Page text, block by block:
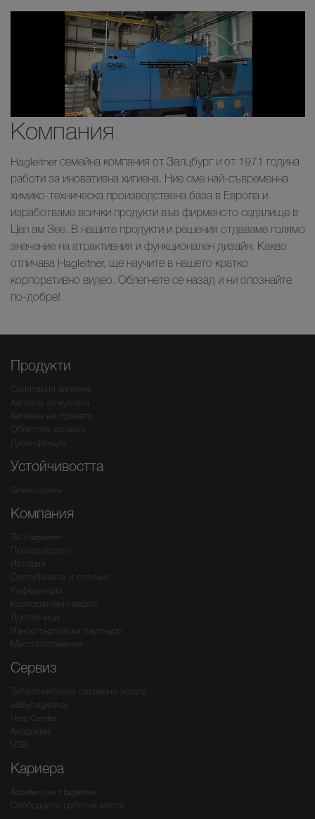
Компания
Hagleitner семейна компания от Залцбург и от 1971 година
работи за иновативна хигиена. Ние сме най-съвременна
химико-техническа производствена база в Европа и
изработваме всички продукти във фирменото седалище в
Цел ам Зее. В нашите продукти и решения отдаваме голямо
значение на атрактивния и функционален дизайн. Какво
отличава Hagleitner, ще научите в нашето кратко
корпоративно видео. Облегнете се назад и ни опознайте
по-добре!
Продукти
Санитарна хигиена
Хигиена за кухнята
Хигиена на прането
Обектова хигиена
Дезинфекция
Устойчивостта
Greenovative
Компания
За Hagleitner
Производство
История
Сертификати и отличия
Референции
Корпоративно видео
Доставчици
Износ/търговски партньор
Местоположения
Сервиз
Забележителна сервизна услуга
edibyhagleitner
Help Center
Академия
ЧЗВ
Кариера
Arbeiten bei Hagleitner
Свободните работни места